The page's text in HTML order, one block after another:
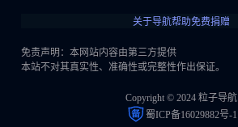
关于导航帮助免费捐赠
免责声明：本网站内容由第三方提供
本站不对其真实性、准确性或完整性作出保证。
Copyright © 2024 粒子导航
蜀ICP备16029882号-1